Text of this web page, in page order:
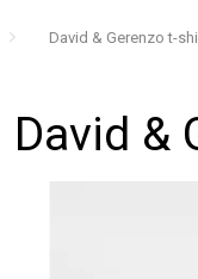
David & Gerenzo t-
David &